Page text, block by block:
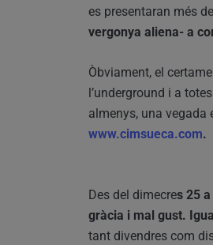
es presentaran més
vergonya aliena- a
Òbviament, el
l’underground i a
almenys, una vegada
www.cimsueca.com.
Des del dimecres 25
gràcia i mal gust.
tant divendres com